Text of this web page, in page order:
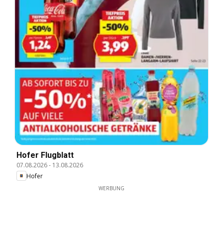
Hofer Flugblatt
07.08.2026- 13.08.2026
Hofer
WERBUNG